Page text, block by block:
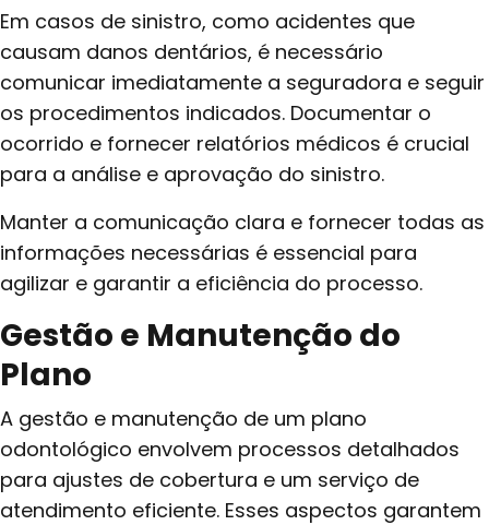
Em casos de sinistro, como acidentes que
causam danos dentários, é necessário
comunicar imediatamente a seguradora e seguir
os procedimentos indicados. Documentar o
ocorrido e fornecer relatórios médicos é crucial
para a análise e aprovação do sinistro.
Manter a comunicação clara e fornecer todas as
informações necessárias é essencial para
agilizar e garantir a eficiência do processo.
Gestão e Manutenção do
Plano
A gestão e manutenção de um plano
odontológico envolvem processos detalhados
para ajustes de cobertura e um serviço de
atendimento eficiente. Esses aspectos garantem